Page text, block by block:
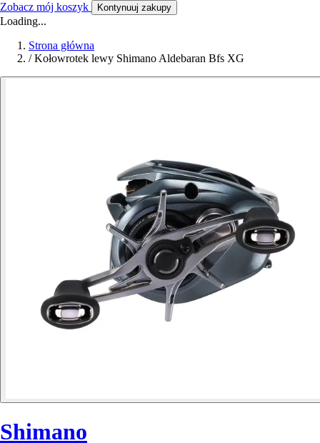
Zobacz mój koszyk Kontynuuj zakupy
Loading...
Strona główna
/ Kołowrotek lewy Shimano Aldebaran Bfs XG
Shimano